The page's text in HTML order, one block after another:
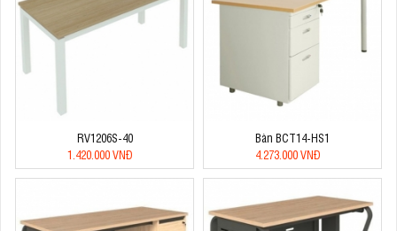
RV1206S-40
1.420.000 VNĐ
Bàn BCT14-HS1
4.273.000 VNĐ